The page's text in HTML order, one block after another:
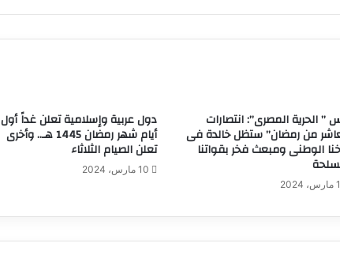
” الحرية المصرى”: انتصارات
من رمضان” ستظل خالدة فى
الوطنى ومبعث فخر بقواتنا
دول عربية وإسلامية تعلن غداً أول
أيام شهر رمضان 1445 هـ.. وأخرى
تعلن الصيام الثلاثاء
10 مارس، 2024